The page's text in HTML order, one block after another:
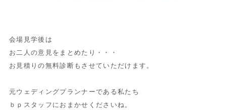
会場見学後は
お二人の意見をまとめたり・・・
お見積りの無料診断もさせていただけます。
元ウェディングプランナーである私たち
ｂｐスタッフにおまかせくださいね。